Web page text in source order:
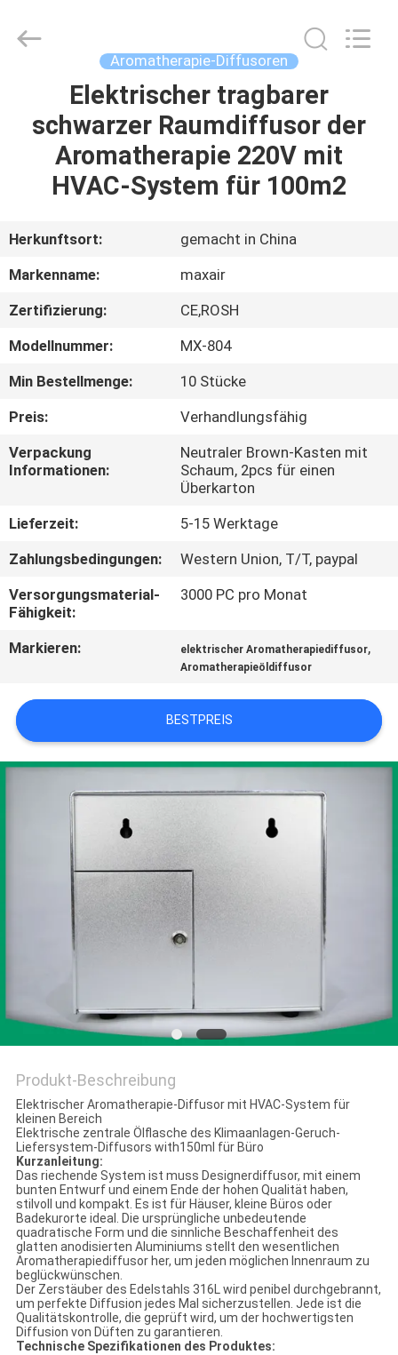
PRODUKTE
UNS
AUSFLUG
QUALITÄTSKONTROLLE
TRETEN
SIE
UNS
IN
VERBINDUNG
FORDERN
ZITAT
SHOPPING
ONLINE
SITEMAP
PRIVACY
POLICY
Aromatherapie-Diffusoren
Elektrischer tragbarer
schwarzer Raumdiffusor der
Aromatherapie 220V mit
HVAC-System für 100m2
Herkunftsort:
gemacht in China
Markenname:
maxair
Zertifizierung:
CE,ROSH
Modellnummer:
MX-804
Min Bestellmenge:
10 Stücke
Preis:
Verhandlungsfähig
Verpackung
Informationen:
Neutraler Brown-Kasten mit
Schaum, 2pcs für einen
Überkarton
Lieferzeit:
5-15 Werktage
Zahlungsbedingungen:
Western Union, T/T, paypal
Versorgungsmaterial-
Fähigkeit:
3000 PC pro Monat
Markieren: elektrischer Aromatherapiediffusor,
Aromatherapieöldiffusor
BESTPREIS
Produkt-Beschreibung
Elektrischer Aromatherapie-Diffusor mit HVAC-System für
kleinen Bereich
Elektrische zentrale Ölflasche des Klimaanlagen-Geruch-
Liefersystem-Diffusors with150ml für Büro
Kurzanleitung:
Das riechende System ist muss Designerdiffusor, mit einem
bunten Entwurf und einem Ende der hohen Qualität haben,
stilvoll und kompakt. Es ist für Häuser, kleine Büros oder
Badekurorte ideal. Die ursprüngliche unbedeutende
quadratische Form und die sinnliche Beschaffenheit des
glatten anodisierten Aluminiums stellt den wesentlichen
Aromatherapiediffusor her, um jeden möglichen Innenraum zu
beglückwünschen.
Der Zerstäuber des Edelstahls 316L wird penibel durchgebrannt,
um perfekte Diffusion jedes Mal sicherzustellen. Jede ist die
Qualitätskontrolle, die geprüft wird, um der hochwertigsten
Diffusion von Düften zu garantieren.
Technische Spezifikationen des Produktes: